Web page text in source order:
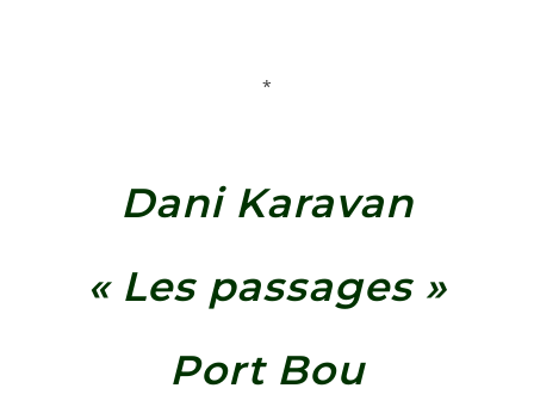
*
Dani Karavan
« Les passages »
Port Bou